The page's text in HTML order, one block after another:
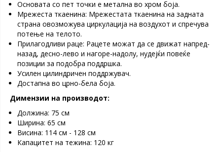
Основата со пет точки е метална во хром боја.
Мрежеста ткаенина: Мрежестата ткаенина на задната
страна овозможува циркулација на воздухот и спречува
потење на телото.
Прилагодливи раце: Рацете можат да се движат напред-
назад, десно-лево и нагоре-надолу, нудејќи повеќе
позиции за подобра поддршка.
Усилен цилиндричен поддржувач.
Достапна во црно-бела боја.
Димензии на производот:
Должина: 75 см
Ширина: 65 см
Висина: 114 см - 128 см
Капацитет на тежина: 120 кг